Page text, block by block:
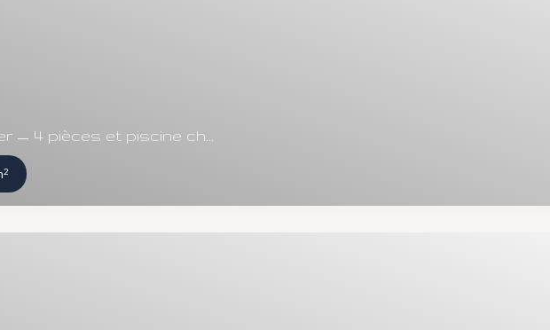
— 4 pièces et piscine ch...
2